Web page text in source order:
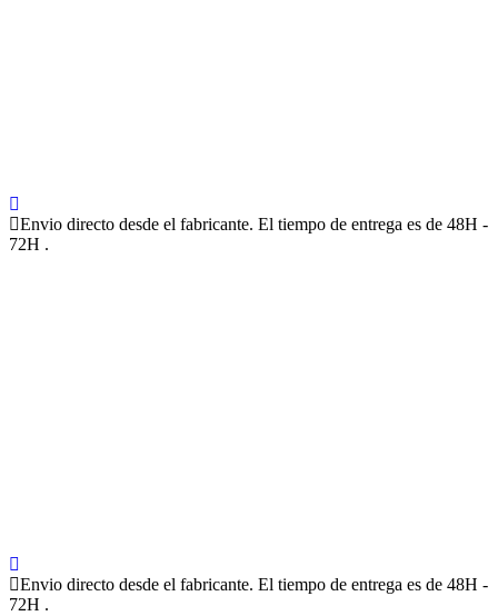
Envio directo desde el fabricante. El tiempo de entrega es de 48H -
72H .
Envio directo desde el fabricante. El tiempo de entrega es de 48H -
72H .